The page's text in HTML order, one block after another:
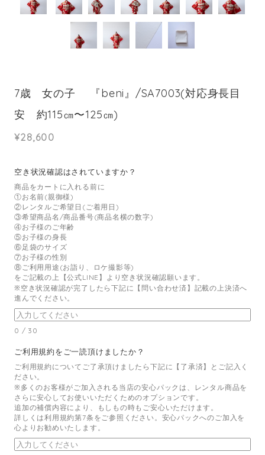
7歳 女の子 『beni』/SA7003(対応身長目
安 約115㎝〜125㎝)
¥28,600
空き状況確認はされていますか？
商品をカートに入れる前に
①お名前(親御様)
②レンタルご希望日(ご着用日)
③希望商品名/商品番号(商品名横の数字)
④お子様のご年齢
⑤お子様の身長
⑥足袋のサイズ
⑦お子様の性別
⑧ご利用用途(お詣り、ロケ撮影等)
をご記載の上【公式LINE】より空き状況確認願います。
※空き状況確認が完了したら下記に【問い合わせ済】記載の上決済へ
進んでください。
0 / 30
ご利用規約をご一読頂けましたか？
ご利用規約についてご了承頂けましたら下記に【了承済】とご記入く
ださい。
※多くのお客様がご加入される当店の安心パックは、レンタル商品を
さらに安心してお使いいただくためのオプションです。
追加の補償内容により、もしもの時もご安心いただけます。
詳しくは利用規約第7条をご参照ください。安心パックへのご加入を
心よりお勧めいたします。